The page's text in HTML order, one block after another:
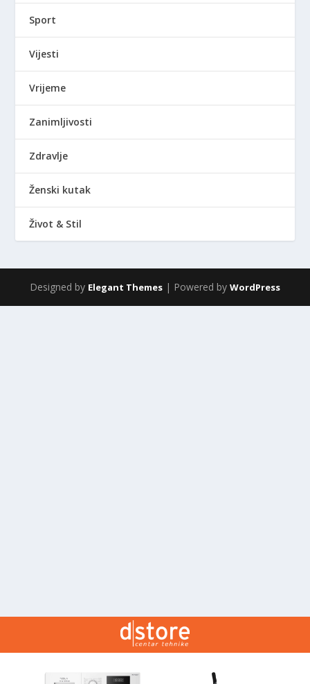
Sport
Vijesti
Vrijeme
Zanimljivosti
Zdravlje
Ženski kutak
Život & Stil
Designed by Elegant Themes | Powered by WordPress